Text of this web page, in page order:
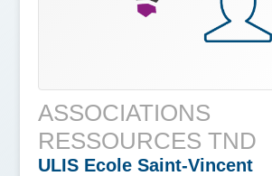
ASSOCIATIONS
RESSOURCES TND
ULIS Ecole Saint-Vincent